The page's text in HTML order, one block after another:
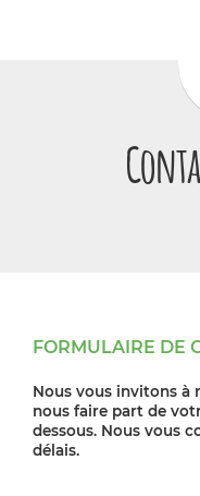
FORMULAIRE DE
Nous vous invitons à
nous faire part de
dessous. Nous vous
délais.